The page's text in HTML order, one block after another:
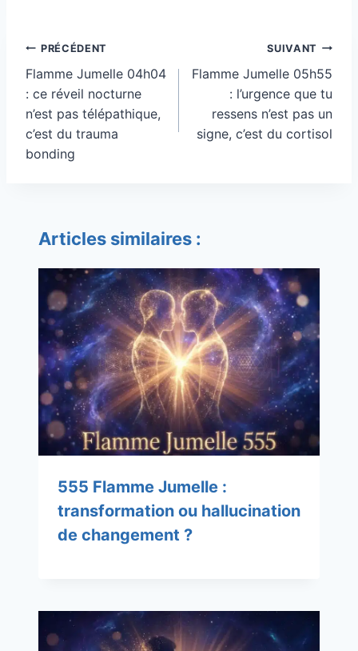
Navigation
de
l’article
PRÉCÉDENT
Flamme Jumelle 04h04
: ce réveil nocturne
n’est pas télépathique,
c’est du trauma
bonding
SUIVANT
Flamme Jumelle 05h55
: l’urgence que tu
ressens n’est pas un
signe, c’est du cortisol
Articles similaires :
555 Flamme Jumelle :
transformation ou hallucination
de changement ?